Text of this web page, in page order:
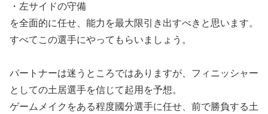
・左サイドの守備
を全面的に任せ、能力を最大限引き出すべきと思います。
すべてこの選手にやってもらいましょう。
パートナーは迷うところではありますが、フィニッシャー
としての土居選手を信じて起用を予想。
ゲームメイクをある程度國分選手に任せ、前で勝負する土